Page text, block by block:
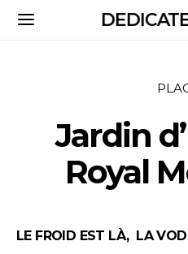
Jardin
Royal
LE FROID EST LÀ, LA